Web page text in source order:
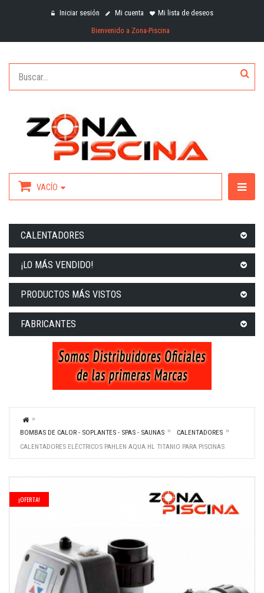
Iniciar sesión Mi cuenta
Mi lista de deseos
Bienvenido a Zona-Piscina
VACÍO
CALENTADORES
¡LO MÁS VENDIDO!
PRODUCTOS MÁS VISTOS
FABRICANTES
BOMBAS DE CALOR - SOPLANTES - SPAS - SAUNAS
CALENTADORES
CALENTADORES ELÉCTRICOS PAHLEN AQUA HL TITANIO PARA PISCINAS
¡OFERTA!